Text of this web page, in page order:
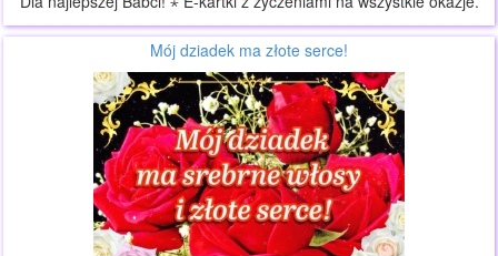
Mój dziadek ma złote serce!